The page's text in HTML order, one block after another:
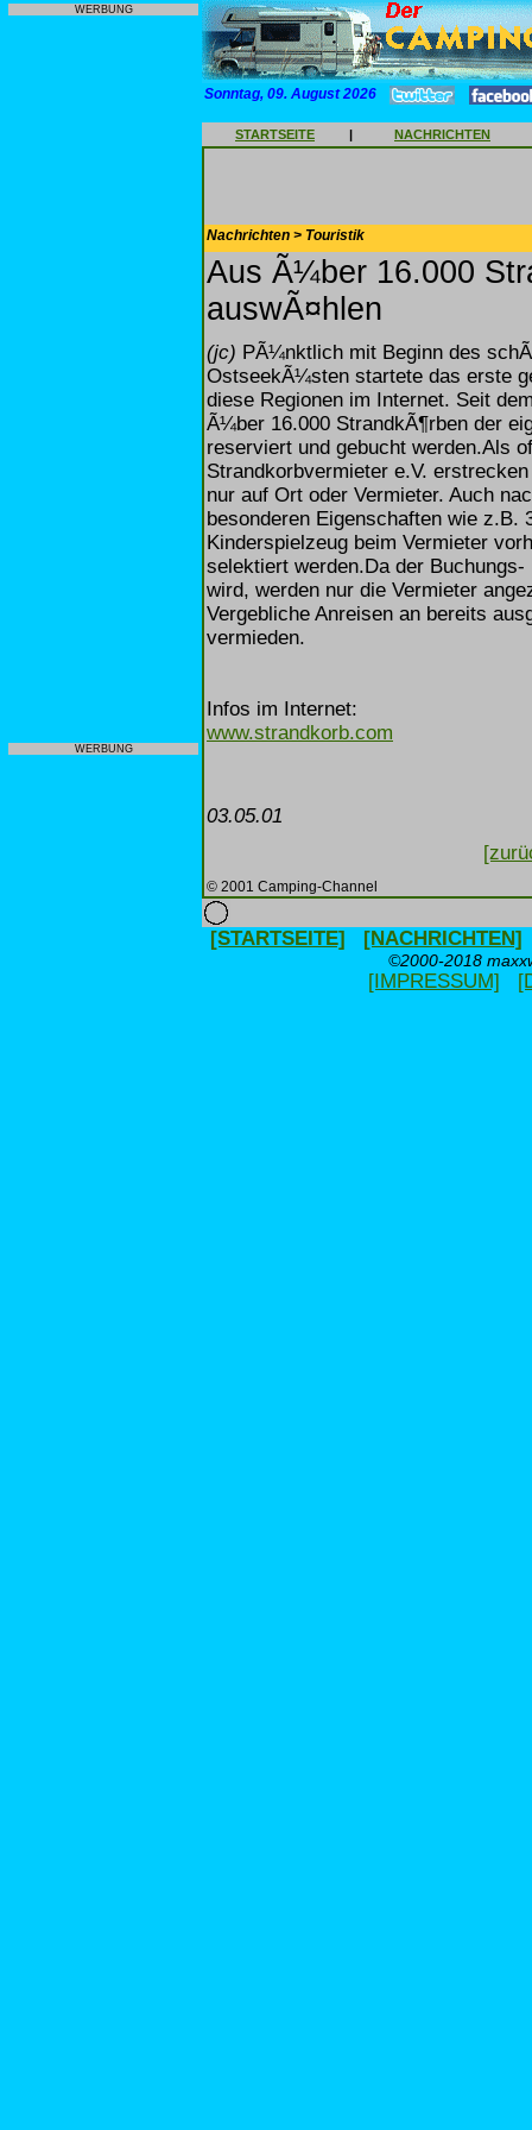
WERBUNG
WERBUNG
Sonntag, 09. August 2026
STARTSEITE | NACHRICHTEN
Nachrichten > Touristik
Aus Ã¼ber 16.000
auswÃ¤hlen
(jc) PÃ¼nktlich mit Beginn des
OstseekÃ¼sten startete das erste
diese Regionen im Internet. Seit
Ã¼ber 16.000 StrandkÃ¶rben der
reserviert und gebucht werden.Als
Strandkorbvermieter e.V.
nur auf Ort oder Vermieter. Auch
besonderen Eigenschaften wie z.B.
Kinderspielzeug beim Vermieter
selektiert werden.Da der
wird, werden nur die Vermieter
Vergebliche Anreisen an bereits
vermieden.
Infos im Internet:
www.strandkorb.com
03.05.01
© 2001 Camping-Channel
[STARTSEITE] [NACHRICHTEN]
©2000-2018
[IMPRESSUM]